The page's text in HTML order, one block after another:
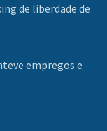
de liberdade de
empregos e